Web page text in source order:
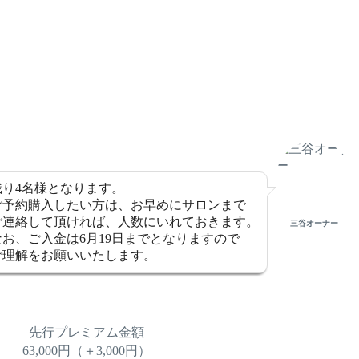
4名様となります。
予約購入したい方は、お早めにサロンまで
絡して頂ければ、人数にいれておきます。
お、ご入金は6月19日までとなりますので
解をお願いいたします。
三谷オーナー
先行プレミアム金額
63,000円（＋3,000円）